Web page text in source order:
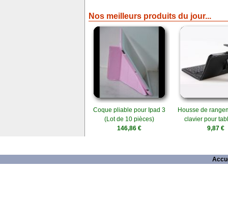
Nos meilleurs produits du jour...
Coque pliable pour Ipad 3
(Lot de 10 pièces)
146,86 €
Housse de
clavier pour
9,87 €